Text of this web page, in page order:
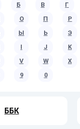
Б В Г
О П Р
Ы Ь Э
I J K
V W X
9 0
ББК